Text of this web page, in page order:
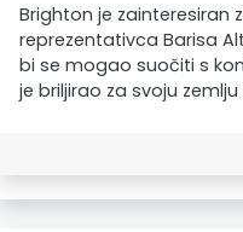
Brighton je zainteresiran
reprezentativca Barisa
bi se mogao suočiti s
je briljirao za svoju